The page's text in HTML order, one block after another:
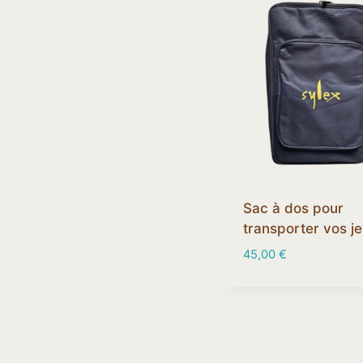
Sac à dos pour
transporter vos
45,00 €